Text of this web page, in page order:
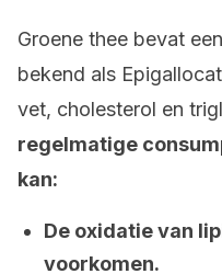
Groene thee bevat
bekend als
vet, cholesterol en
regelmatige
kan:
De oxidatie van
voorkomen.